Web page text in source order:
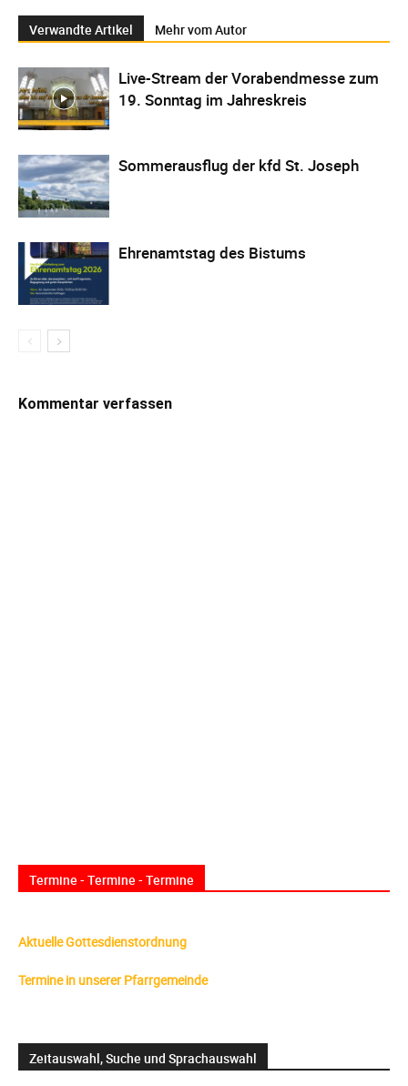
Verwandte Artikel Mehr vom Autor
Live-Stream der Vorabendmesse zum
19. Sonntag im Jahreskreis
Sommerausflug der kfd St. Joseph
Ehrenamtstag des Bistums
Kommentar verfassen
Termine - Termine - Termine
Aktuelle Gottesdienstordnung
Termine in unserer Pfarrgemeinde
Zeitauswahl, Suche und Sprachauswahl